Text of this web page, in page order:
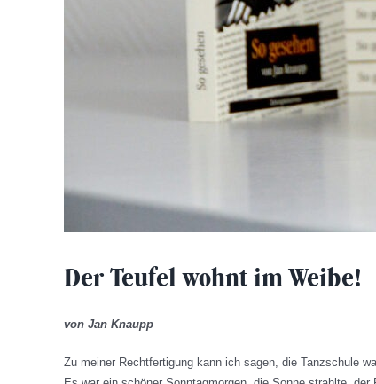
Der Teufel wohnt im Weibe!
von Jan Knaupp
Zu meiner Rechtfertigung kann ich sagen, die Tanzschule